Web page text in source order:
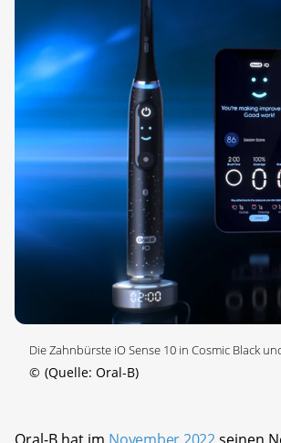
Die Zahnbürste iO Sense 10 in Cosmic Black
© (Quelle: Oral-B)